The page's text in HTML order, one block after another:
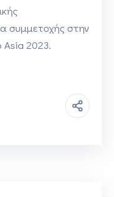
συμμετοχής στην
Asia 2023.